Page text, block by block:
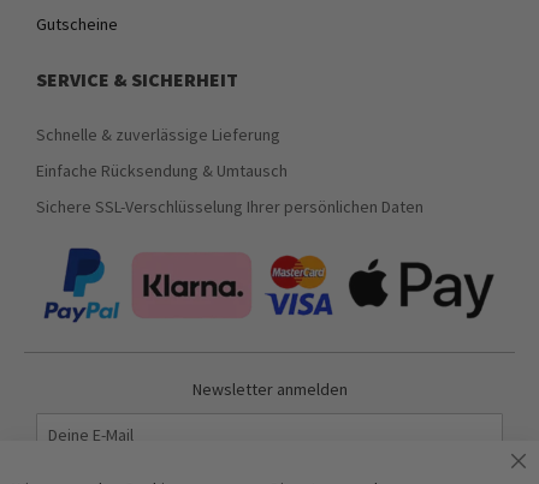
Gutscheine
SERVICE & SICHERHEIT
Schnelle & zuverlässige Lieferung
Einfache Rücksendung & Umtausch
Sichere SSL-Verschlüsselung Ihrer persönlichen Daten
Newsletter anmelden